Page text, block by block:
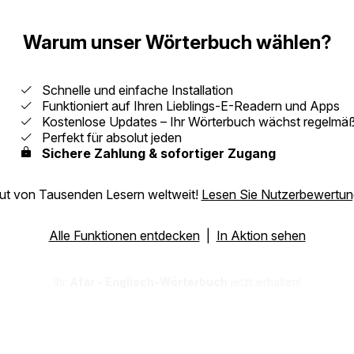
Warum unser Wörterbuch wählen?
Schnelle und einfache Installation
Funktioniert auf Ihren Lieblings-E-Readern und Apps
Kostenlose Updates – Ihr Wörterbuch wächst
Perfekt für absolut jeden
Sichere Zahlung & sofortiger Zugang
von Tausenden Lesern weltweit! Lesen Sie
Alle Funktionen entdecken| In Aktion sehen